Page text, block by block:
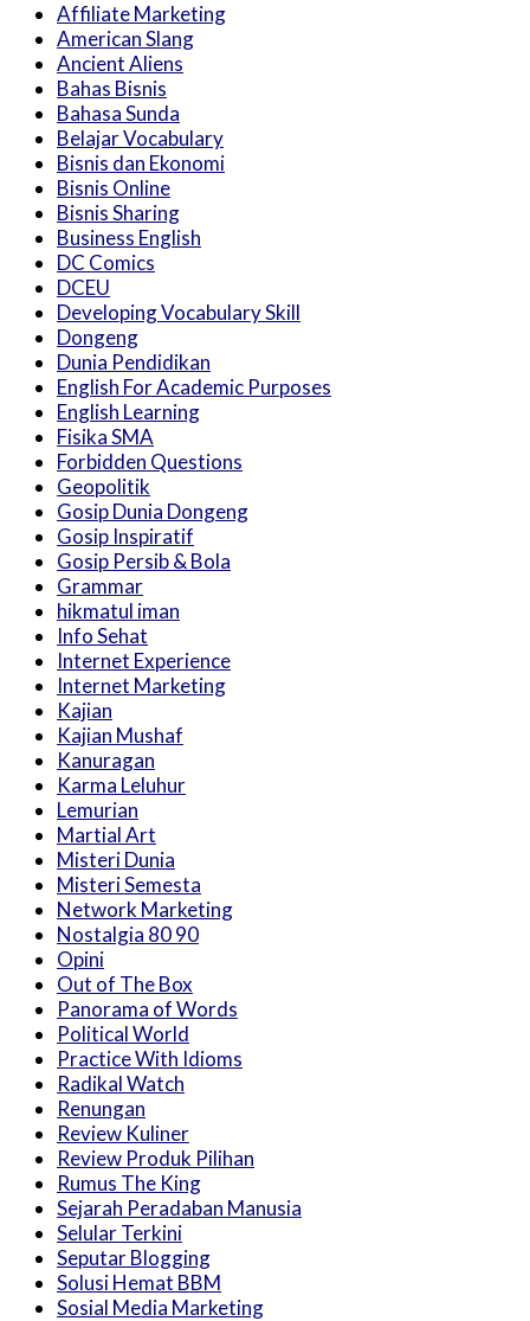
Affiliate Marketing
American Slang
Ancient Aliens
Bahas Bisnis
Bahasa Sunda
Belajar Vocabulary
Bisnis dan Ekonomi
Bisnis Online
Bisnis Sharing
Business English
DC Comics
DCEU
Developing Vocabulary Skill
Dongeng
Dunia Pendidikan
English For Academic Purposes
English Learning
Fisika SMA
Forbidden Questions
Geopolitik
Gosip Dunia Dongeng
Gosip Inspiratif
Gosip Persib & Bola
Grammar
hikmatul iman
Info Sehat
Internet Experience
Internet Marketing
Kajian
Kajian Mushaf
Kanuragan
Karma Leluhur
Lemurian
Martial Art
Misteri Dunia
Misteri Semesta
Network Marketing
Nostalgia 80 90
Opini
Out of The Box
Panorama of Words
Political World
Practice With Idioms
Radikal Watch
Renungan
Review Kuliner
Review Produk Pilihan
Rumus The King
Sejarah Peradaban Manusia
Selular Terkini
Seputar Blogging
Solusi Hemat BBM
Sosial Media Marketing